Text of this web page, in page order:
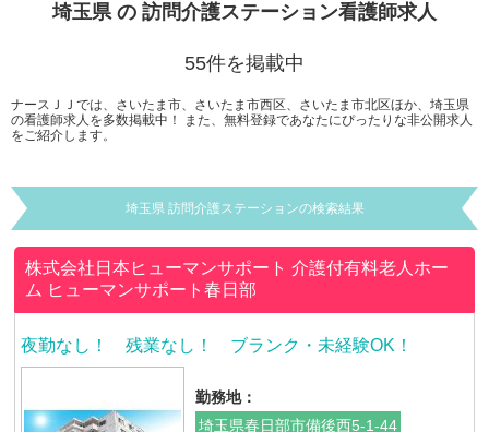
埼玉県の 訪問介護ステーション看護師求人
55件を掲載中
ナースＪＪでは、さいたま市、さいたま市西区、さいたま市北区ほか、埼玉県
の看護師求人を多数掲載中！ また、無料登録であなたにぴったりな非公開求人
をご紹介します。
埼玉県 訪問介護ステーションの検索結果
株式会社日本ヒューマンサポート介護付有料老人ホー
ム ヒューマンサポート春日部
夜勤なし！ 残業なし！ ブランク・未経験OK！
勤務地：
埼玉県春日部市備後西5-1-44